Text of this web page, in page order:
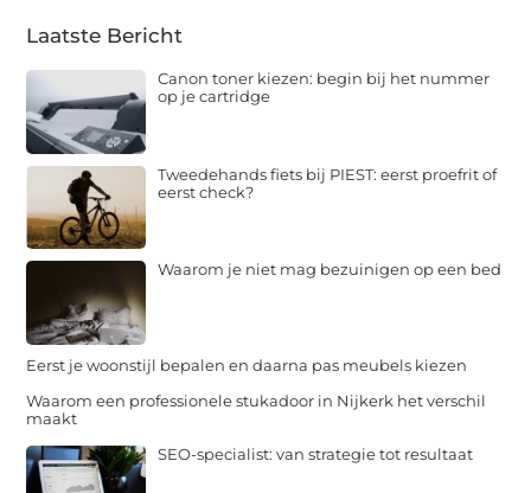
Laatste Bericht
Canon toner kiezen: begin bij het nummer
op je cartridge
Tweedehands fiets bij PIEST: eerst proefrit of
eerst check?
Waarom je niet mag bezuinigen op een bed
Eerst je woonstijl bepalen en daarna pas meubels kiezen
Waarom een professionele stukadoor in Nijkerk het verschil
maakt
SEO-specialist: van strategie tot resultaat